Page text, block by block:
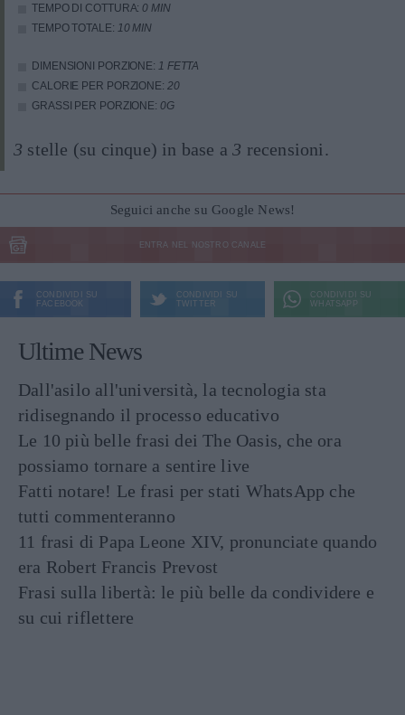
TEMPO DI COTTURA:0 MIN
TEMPO TOTALE: 10 MIN
DIMENSIONI PORZIONE: 1 FETTA
CALORIE PER PORZIONE: 20
GRASSI PER PORZIONE: 0G
3 stelle (su cinque) in base a3 recensioni.
Seguici anche su Google News!
ENTRA NEL NOSTRO CANALE
CONDIVIDI SU
FACEBOOK
CONDIVIDI SU
TWITTER
CONDIVIDI SU
WHATSAPP
Ultime News
Dall'asilo all'università, la tecnologia sta
ridisegnando il processo educativo
Le 10 più belle frasi dei The Oasis, che ora
possiamo tornare a sentire live
Fatti notare! Le frasi per stati WhatsApp che
tutti commenteranno
11 frasi di Papa Leone XIV, pronunciate quando
era Robert Francis Prevost
Frasi sulla libertà: le più belle da condividere e
su cui riflettere